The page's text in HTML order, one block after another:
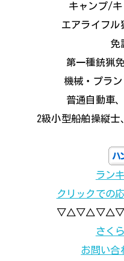
キャンプ/
エアライフル
免
第一種銃猟
機械・プラン
普通自動車
2級小型船舶操縦
ラン
クリックでの
さく
お問い合